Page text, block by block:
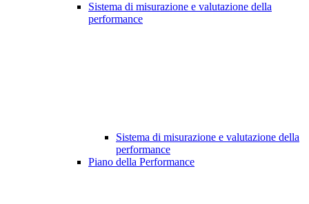
Sistema di misurazione e valutazione della
performance
Sistema di misurazione e valutazione della
performance
Piano della Performance